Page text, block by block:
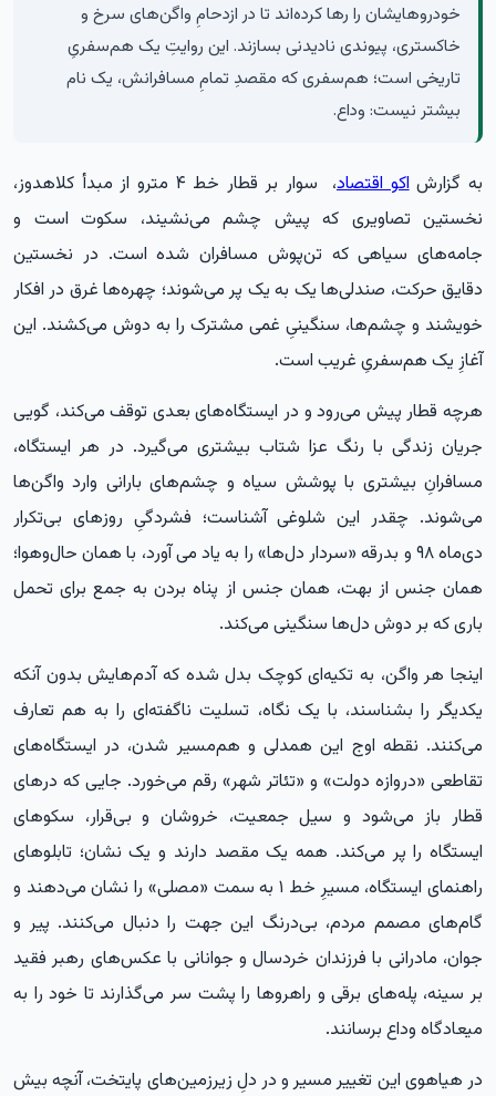
خودروهایشان را رها کرده‌اند تا در ازدحامِ واگن‌های سرخ و
خاکستری، پیوندی نادیدنی بسازند. این روایتِ یک هم‌سفریِ
تاریخی است؛ هم‌سفری که مقصدِ تمامِ مسافرانش، یک نام
بیشتر نیست: وداع.
به گزارشاکو اقتصاد
، سوار بر قطار خط ۴ مترو از مبدأ کلاهدوز،
نخستین تصاویری که پیش چشم می‌نشیند، سکوت است و
جامه‌های سیاهی که تن‌پوش مسافران شده است. در نخستین
دقایق حرکت، صندلی‌ها یک به یک پر می‌شوند؛ چهره‌ها غرق در افکار
خویشند و چشم‌ها، سنگینیِ غمی مشترک را به دوش می‌کشند. این
آغازِ یک هم‌سفریِ غریب است.
هرچه قطار پیش می‌رود و در ایستگاه‌های بعدی توقف می‌کند، گویی
جریان زندگی با رنگ عزا شتاب بیشتری می‌گیرد. در هر ایستگاه،
مسافرانِ بیشتری با پوشش سیاه و چشم‌های بارانی وارد واگن‌ها
می‌شوند. چقدر این شلوغی آشناست؛ فشردگیِ روزهای بی‌تکرار
دی‌ماه ۹۸ و بدرقه «سردار دل‌ها» را به یاد می آورد، با همان حال‌وهوا؛
همان جنس از بهت، همان جنس از پناه بردن به جمع برای تحمل
باری که بر دوش دل‌ها سنگینی می‌کند.
اینجا هر واگن، به تکیه‌ای کوچک بدل شده که آدم‌هایش بدون آنکه
یکدیگر را بشناسند، با یک نگاه، تسلیت ناگفته‌ای را به هم تعارف
می‌کنند. نقطه اوج این همدلی و هم‌مسیر شدن، در ایستگاه‌های
تقاطعی «دروازه دولت» و «تئاتر شهر» رقم می‌خورد. جایی که درهای
قطار باز می‌شود و سیل جمعیت، خروشان و بی‌قرار، سکوهای
ایستگاه را پر می‌کند. همه یک مقصد دارند و یک نشان؛ تابلوهای
راهنمای ایستگاه، مسیرِ خط ۱ به سمت «مصلی» را نشان می‌دهند و
گام‌های مصمم مردم، بی‌درنگ این جهت را دنبال می‌کنند. پیر و
جوان، مادرانی با فرزندان خردسال و جوانانی با عکس‌های رهبر فقید
بر سینه، پله‌های برقی و راهروها را پشت سر می‌گذارند تا خود را به
میعادگاه وداع برسانند.
در هیاهوی این تغییر مسیر و در دلِ زیرزمین‌های پایتخت، آنچه بیش